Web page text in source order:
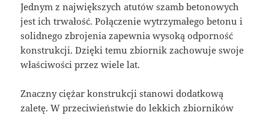
Jednym z największych atutów szamb betonowych
jest ich trwałość. Połączenie wytrzymałego betonu i
solidnego zbrojenia zapewnia wysoką odporność
konstrukcji. Dzięki temu zbiornik zachowuje swoje
właściwości przez wiele lat.
Znaczny ciężar konstrukcji stanowi dodatkową
zaletę. W przeciwieństwie do lekkich zbiorników